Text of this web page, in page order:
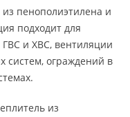
пенополиэтилена и
подходит для
и ХВС, вентиляции
систем, ограждений в
из